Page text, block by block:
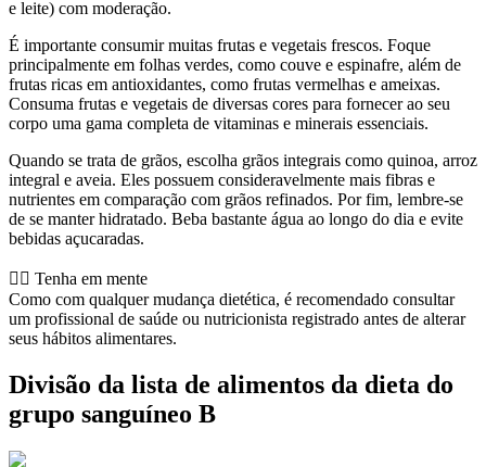
e leite) com moderação.
É importante consumir muitas frutas e vegetais frescos. Foque
principalmente em folhas verdes, como couve e espinafre, além de
frutas ricas em antioxidantes, como frutas vermelhas e ameixas.
Consuma frutas e vegetais de diversas cores para fornecer ao seu
corpo uma gama completa de vitaminas e minerais essenciais.
Quando se trata de grãos, escolha grãos integrais como quinoa, arroz
integral e aveia. Eles possuem consideravelmente mais fibras e
nutrientes em comparação com grãos refinados. Por fim, lembre-se
de se manter hidratado. Beba bastante água ao longo do dia e evite
bebidas açucaradas.
👨‍⚕️️ Tenha em mente
Como com qualquer mudança dietética, é recomendado consultar
um profissional de saúde ou nutricionista registrado antes de alterar
seus hábitos alimentares.
Divisão da lista de alimentos da dieta do
grupo sanguíneo B